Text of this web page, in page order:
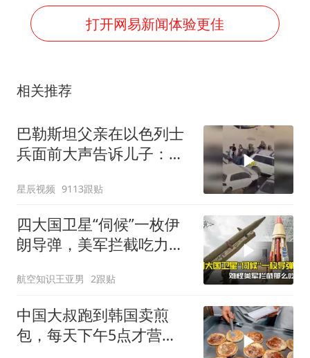
打开网易新闻体验更佳
相关推荐
巴勒斯坦父亲在以色列士
兵面前大声告诉儿子：永
星辰视频 9113跟贴
四大国卫星“伺候”一枚伊
朗导弹，美军拦截吃力的
航空知识王亚男 2跟贴
中国大叔跑到韩国卖煎
包，每天下午5点才营